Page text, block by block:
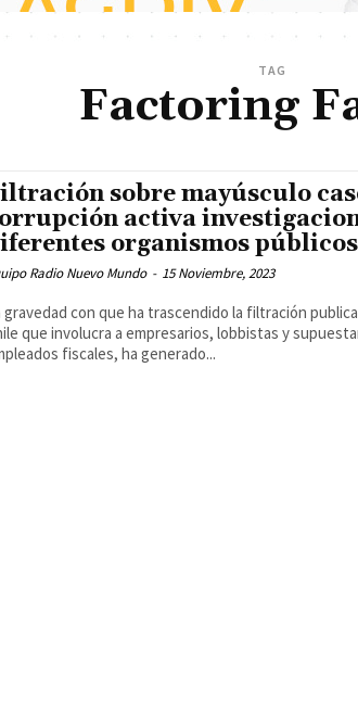
TAG
Factoring
sobre mayúsculo
activa
organismos públicos
Radio Nuevo Mundo - 15 Noviembre, 2023
gravedad con que ha trascendido la filtración
que involucra a empresarios, lobbistas y
fiscales, ha generado...